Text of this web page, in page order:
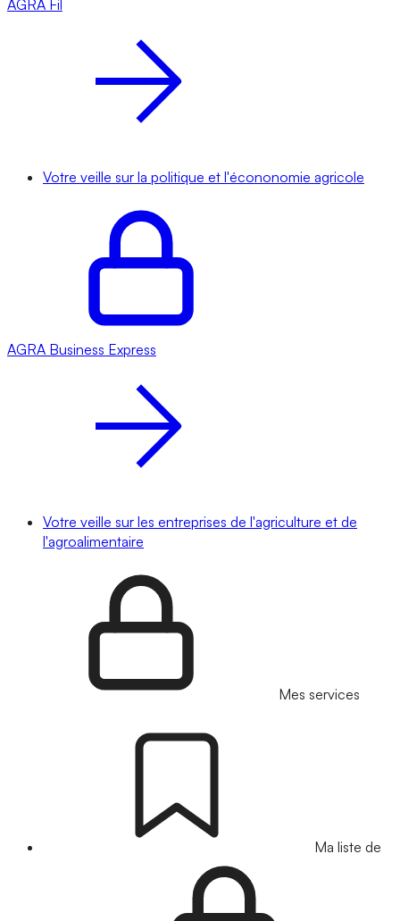
AGRA Fil
Votre veille sur la politique et l'écononomie agricole
AGRA Business Express
Votre veille sur les entreprises de l'agriculture et de
l'agroalimentaire
Mes services
Ma liste de